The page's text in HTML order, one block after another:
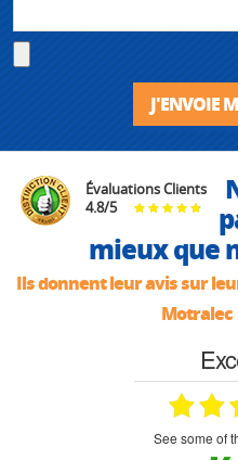
J'ENVOIE
Évaluations Clients
4.8/5
mieux que
Ils donnent leur avis sur
Motralec
see some of